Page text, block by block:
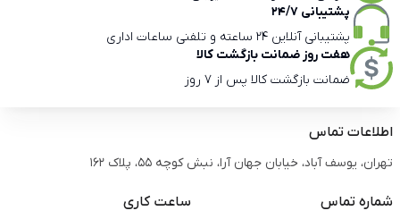
پشتیبانی 24/7
پشتیبانی آنلاین 24 ساعته و تلفنی ساعات اداری
هفت روز ضمانت بازگشت کالا
ضمانت بازگشت کالا پس از 7 روز
اطلاعات تماس
تهران، یوسف آباد، خیابان جهان آرا، نبش کوچه 55، پلاک 162
شماره تماس ساعت کاری